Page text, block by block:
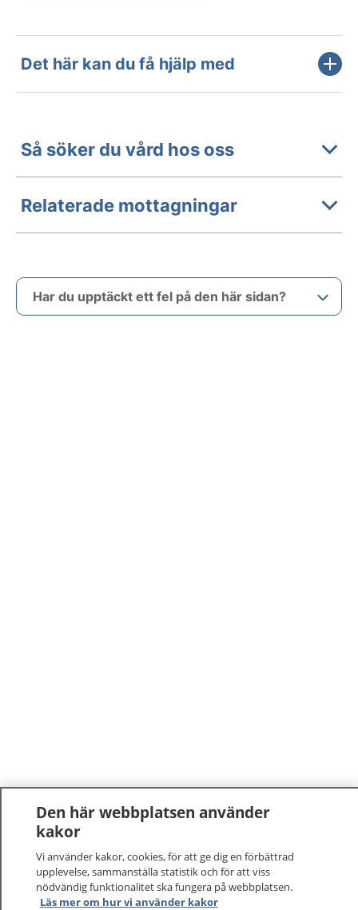
Det här kan du få hjälp med
Så söker du vård hos oss
Relaterade mottagningar
Har du upptäckt ett fel på den här sidan?
Den här webbplatsen använder
kakor
Vi använder kakor, cookies, för att ge dig en förbättrad
upplevelse, sammanställa statistik och för att viss
nödvändig funktionalitet ska fungera på webbplatsen.
Läs mer om hur vi använder kakor